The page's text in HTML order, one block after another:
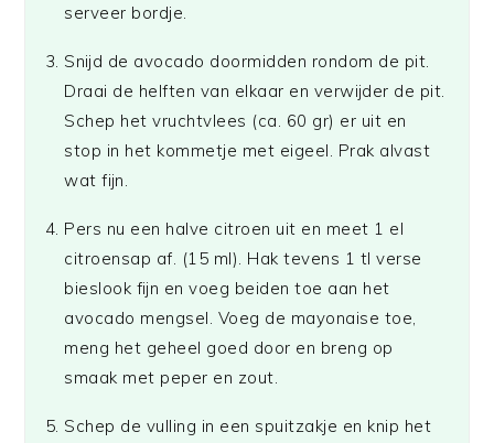
serveer bordje.
Snijd de avocado doormidden rondom de pit.
Draai de helften van elkaar en verwijder de pit.
Schep het vruchtvlees (ca. 60 gr) er uit en
stop in het kommetje met eigeel. Prak alvast
wat fijn.
Pers nu een halve citroen uit en meet 1 el
citroensap af. (15 ml). Hak tevens 1 tl verse
bieslook fijn en voeg beiden toe aan het
avocado mengsel. Voeg de mayonaise toe,
meng het geheel goed door en breng op
smaak met peper en zout.
Schep de vulling in een spuitzakje en knip het